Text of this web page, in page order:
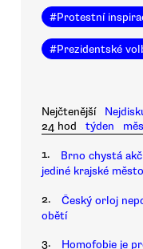
#Protestní
#Prezidentské
Nejčtenější
24 hod
týden
1.
Brno chystá
jediné krajské město
2.
Český orloj
obětí
3.
Homofobie je